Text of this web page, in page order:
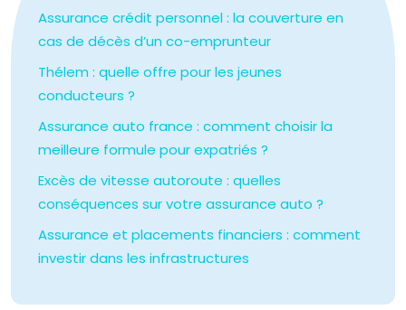
Assurance crédit personnel : la couverture en
cas de décès d’un co-emprunteur
Thélem : quelle offre pour les jeunes
conducteurs ?
Assurance auto france : comment choisir la
meilleure formule pour expatriés ?
Excès de vitesse autoroute : quelles
conséquences sur votre assurance auto ?
Assurance et placements financiers : comment
investir dans les infrastructures